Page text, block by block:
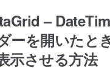
–
ーを開いたと
示させる方法